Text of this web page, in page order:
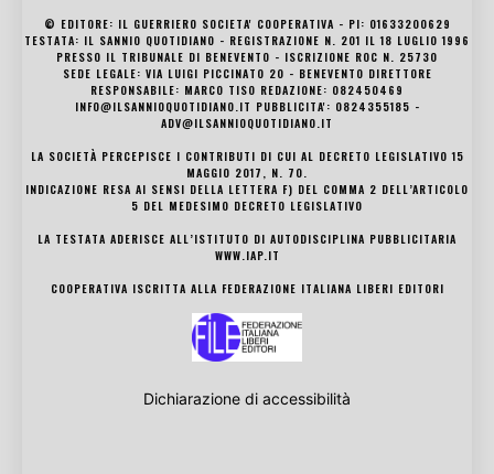
© EDITORE: IL GUERRIERO SOCIETA' COOPERATIVA - PI: 01633200629
TESTATA: IL SANNIO QUOTIDIANO - REGISTRAZIONE N. 201 IL 18 LUGLIO 1996
PRESSO IL TRIBUNALE DI BENEVENTO - ISCRIZIONE ROC N. 25730
SEDE LEGALE: VIA LUIGI PICCINATO 20 - BENEVENTO DIRETTORE
RESPONSABILE: MARCO TISO REDAZIONE: 082450469
INFO@ILSANNIOQUOTIDIANO.IT PUBBLICITA': 0824355185 -
ADV@ILSANNIOQUOTIDIANO.IT
LA SOCIETÀ PERCEPISCE I CONTRIBUTI DI CUI AL DECRETO LEGISLATIVO 15
MAGGIO 2017, N. 70.
INDICAZIONE RESA AI SENSI DELLA LETTERA F) DEL COMMA 2 DELL’ARTICOLO
5 DEL MEDESIMO DECRETO LEGISLATIVO
LA TESTATA ADERISCE ALL’ISTITUTO DI AUTODISCIPLINA PUBBLICITARIA
WWW.IAP.IT
COOPERATIVA ISCRITTA ALLA FEDERAZIONE ITALIANA LIBERI EDITORI
Dichiarazione di accessibilità